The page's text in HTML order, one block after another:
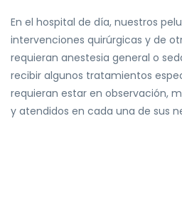
En el hospital de día, nuestros
intervenciones quirúrgicas y de
requieran anestesia general o
recibir algunos tratamientos
requieran estar en observación,
y atendidos en cada una de sus